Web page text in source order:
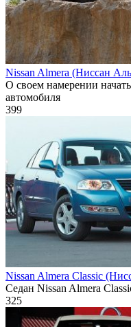
Nissan Almera (Ниссан
О своем намерении
автомобиля
399
Nissan Almera Classic
Седан Nissan Almera
325